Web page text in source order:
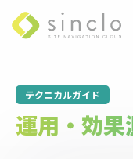
テクニカルガイド
運用・効